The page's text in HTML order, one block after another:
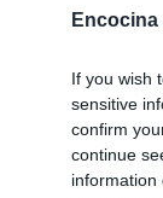
Encocina
If you wish
sensitive
confirm
continue
information
hallarás